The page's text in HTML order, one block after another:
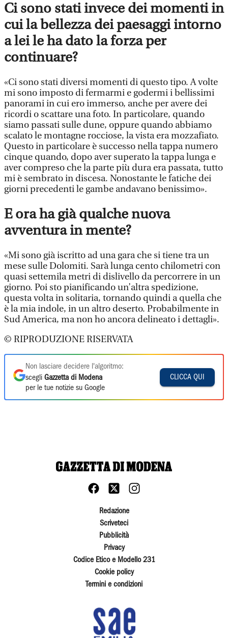
Ci sono stati invece dei momenti in
cui la bellezza dei paesaggi intorno
a lei le ha dato la forza per
continuare?
«Ci sono stati diversi momenti di questo tipo. A volte
mi sono imposto di fermarmi e godermi i bellissimi
panorami in cui ero immerso, anche per avere dei
ricordi o scattare una foto. In particolare, quando
siamo passati sulle dune, oppure quando abbiamo
scalato le montagne rocciose, la vista era mozzafiato.
Questo in particolare è successo nella tappa numero
cinque quando, dopo aver superato la tappa lunga e
aver compreso che la parte più dura era passata, tutto
mi è sembrato in discesa. Nonostante le fatiche dei
giorni precedenti le gambe andavano benissimo».
E ora ha già qualche nuova
avventura in mente?
«Mi sono già iscritto ad una gara che si tiene tra un
mese sulle Dolomiti. Sarà lunga cento chilometri con
quasi settemila metri di dislivello da percorrere in un
giorno. Poi sto pianificando un’altra spedizione,
questa volta in solitaria, tornando quindi a quella che
è la mia indole, in un altro deserto. Probabilmente in
Sud America, ma non ho ancora delineato i dettagli».
© RIPRODUZIONE RISERVATA
Non lasciare decidere l'algoritmo:
scegli Gazzetta di Modena
per le tue notizie su Google
CLICCA QUI
Redazione
Scriveteci
Pubblicità
Privacy
Codice Etico e Modello 231
Cookie policy
Termini e condizioni